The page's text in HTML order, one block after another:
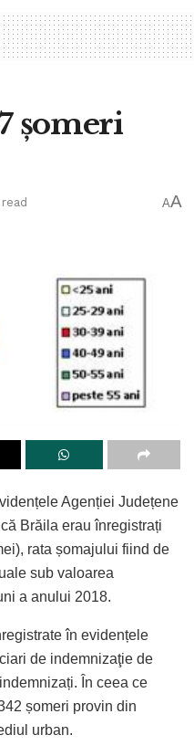
șomeri
AA
Agenției Județene
Brăila erau înregistrați
rata șomajului fiind de
sub valoarea
a anului 2018.
în evidențele
de indemnizaţie de
În ceea ce
șomeri provin din
urban.